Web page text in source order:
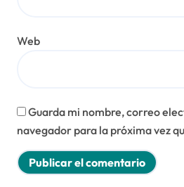
Web
Guarda mi nombre, correo
navegador para la próxima vez